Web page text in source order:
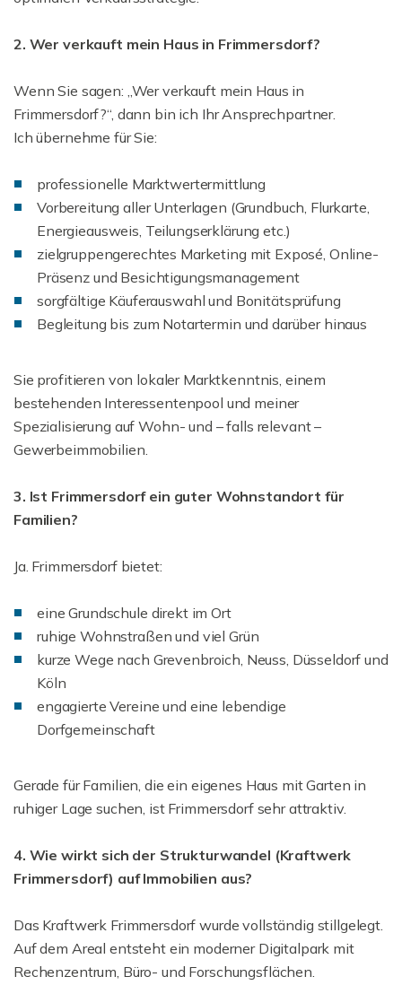
2. Wer verkauft mein Haus in Frimmersdorf?
Wenn Sie sagen: „Wer verkauft mein Haus in
Frimmersdorf?“, dann bin ich Ihr Ansprechpartner.
Ich übernehme für Sie:
professionelle Marktwertermittlung
Vorbereitung aller Unterlagen (Grundbuch, Flurkarte,
Energieausweis, Teilungserklärung etc.)
zielgruppengerechtes Marketing mit Exposé, Online-
Präsenz und Besichtigungsmanagement
sorgfältige Käuferauswahl und Bonitätsprüfung
Begleitung bis zum Notartermin und darüber hinaus
Sie profitieren von lokaler Marktkenntnis, einem
bestehenden Interessentenpool und meiner
Spezialisierung auf Wohn- und – falls relevant –
Gewerbeimmobilien.
3. Ist Frimmersdorf ein guter Wohnstandort für
Familien?
Ja. Frimmersdorf bietet:
eine Grundschule direkt im Ort
ruhige Wohnstraßen und viel Grün
kurze Wege nach Grevenbroich, Neuss, Düsseldorf und
Köln
engagierte Vereine und eine lebendige
Dorfgemeinschaft
Gerade für Familien, die ein eigenes Haus mit Garten in
ruhiger Lage suchen, ist Frimmersdorf sehr attraktiv.
4. Wie wirkt sich der Strukturwandel (Kraftwerk
Frimmersdorf) auf Immobilien aus?
Das Kraftwerk Frimmersdorf wurde vollständig stillgelegt.
Auf dem Areal entsteht ein moderner Digitalpark mit
Rechenzentrum, Büro- und Forschungsflächen.